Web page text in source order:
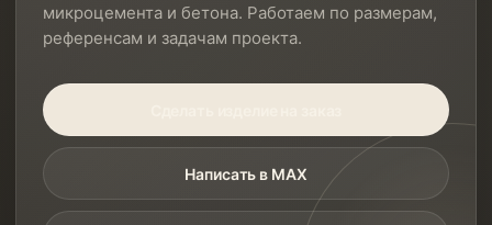
микроцемента и бетона. Работаем по размерам,
референсам и задачам проекта.
Написать в MAX